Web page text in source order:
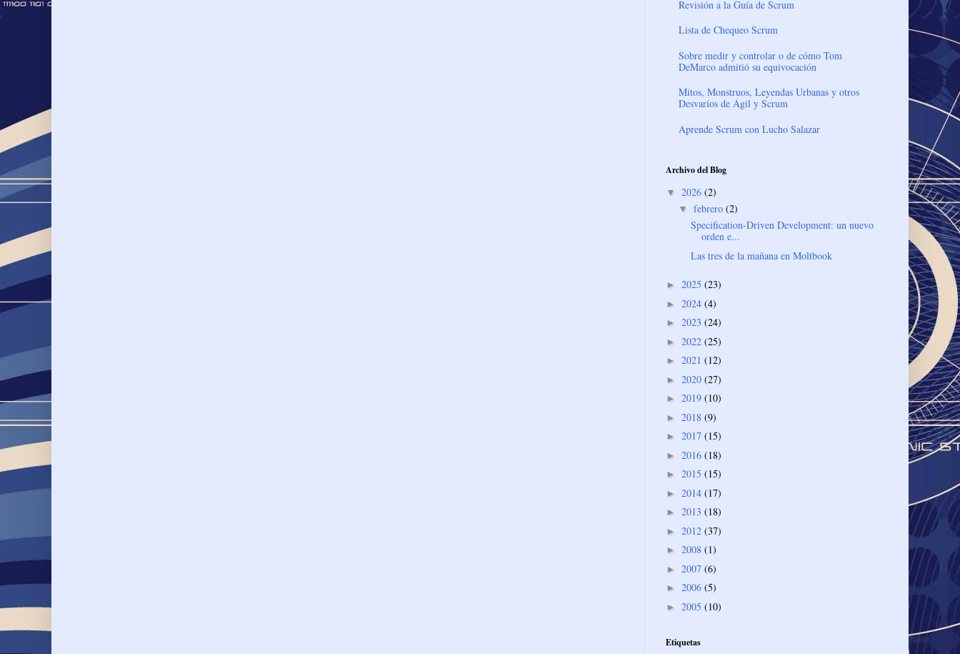
Revisión a la Guía de Scrum
Lista de Chequeo Scrum
Sobre medir y controlar o de cómo Tom
DeMarco admitió su equivocación
Mitos, Monstruos, Leyendas Urbanas y otros
Desvaríos de Ágil y Scrum
Aprende Scrum con Lucho Salazar
Archivo del Blog
▼ 2026 (2)
▼ febrero (2)
Specification-Driven Development: un nuevo
orden e...
Las tres de la mañana en Moltbook
► 2025 (23)
► 2024 (4)
► 2023 (24)
► 2022 (25)
► 2021 (12)
► 2020 (27)
► 2019 (10)
► 2018 (9)
► 2017 (15)
► 2016 (18)
► 2015 (15)
► 2014 (17)
► 2013 (18)
► 2012 (37)
► 2008 (1)
► 2007 (6)
► 2006 (5)
► 2005 (10)
Etiquetas